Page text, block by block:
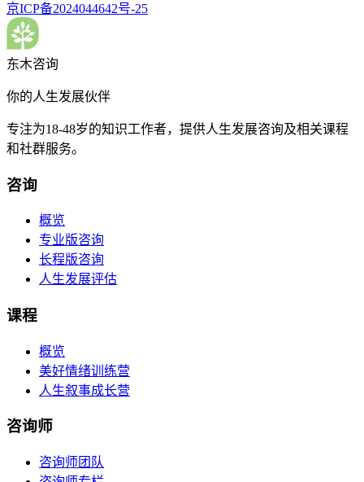
京ICP备2024044642号-25
东木咨询
你的人生发展伙伴
专注为18-48岁的知识工作者，提供人生发展咨询及相关课程
和社群服务。
咨询
概览
专业版咨询
长程版咨询
人生发展评估
课程
概览
美好情绪训练营
人生叙事成长营
咨询师
咨询师团队